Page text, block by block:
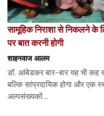
सामूहिक निराशा से निकलने के
पर बात करनी होगी
शाहनवाज आलम
डॉ. आंबेडकर बार-बार यह भी कह
बल्कि सांप्रदायिक होगा और एक
अल्पसंख्यकों...